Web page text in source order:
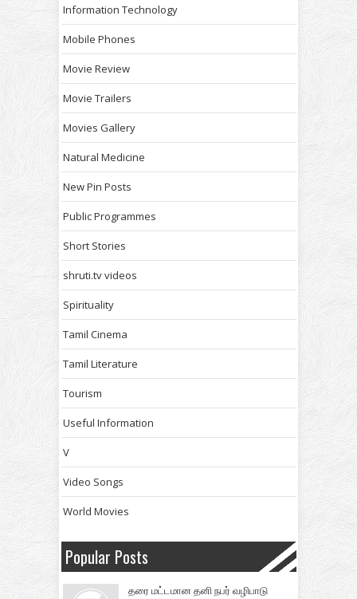
Information Technology
Mobile Phones
Movie Review
Movie Trailers
Movies Gallery
Natural Medicine
New Pin Posts
Public Programmes
Short Stories
shruti.tv videos
Spirituality
Tamil Cinema
Tamil Literature
Tourism
Useful Information
V
Video Songs
World Movies
Popular Posts
தரை மட்டமான தனி நபர் வழிபாடு